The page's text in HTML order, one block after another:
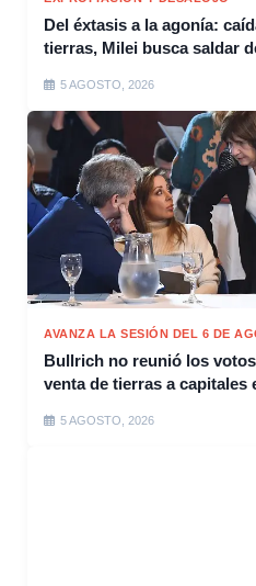
Del éxtasis a la agonía:
tierras, Milei busca saldar
5 AGOSTO, 2026
AVANZA LA SESIÓN DEL 6 DE
Bullrich no reunió los
venta de tierras a capitales
5 AGOSTO, 2026